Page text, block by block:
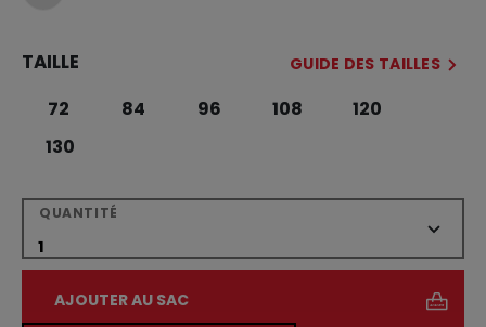
TAILLE GUIDE DES TAILLES
72 84 96 108
120
130
QUANTITÉ
AJOUTER AU SAC